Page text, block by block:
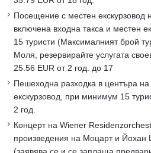
Посещение с местен
включена входна такса и местен
15 туристи (Максималният брой
Моля, резервирайте услугата
25.56 EUR от 2 год. до 17
Пешеходна разходка в центъра
екскурзовод, при минимум 15
2 год.
Концерт на Wiener
произведения на Моцарт и Йохан